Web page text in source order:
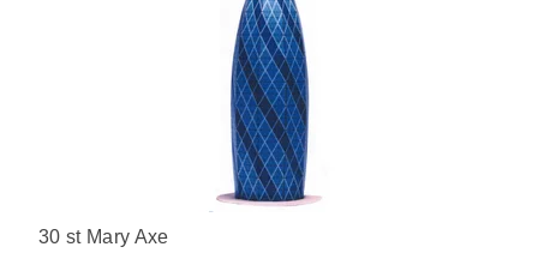
30 st Mary Axe